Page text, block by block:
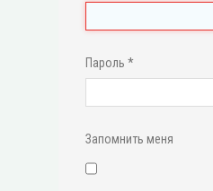
Пароль *
Запомнить меня